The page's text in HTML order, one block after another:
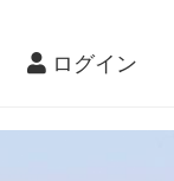
ログイン